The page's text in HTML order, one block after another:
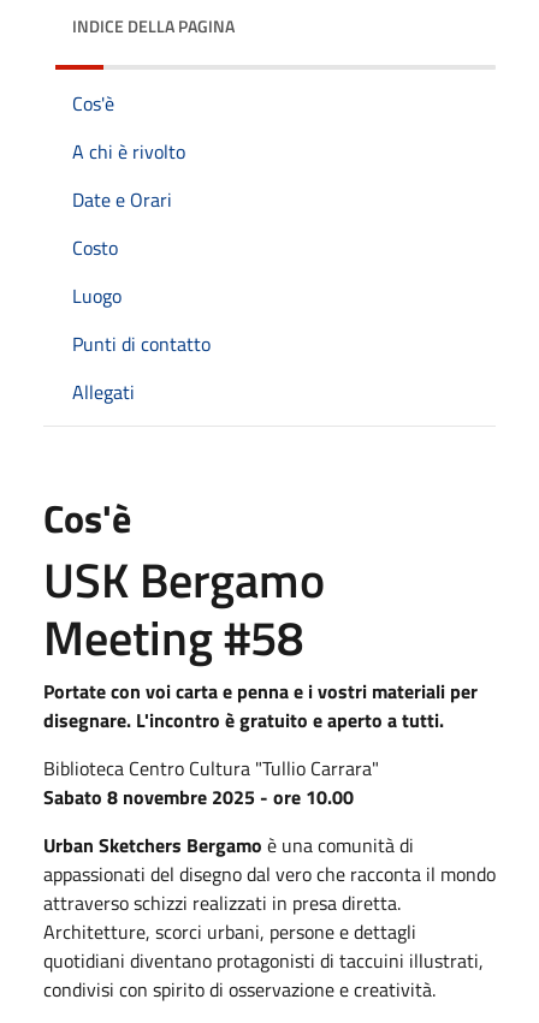
INDICE DELLA PAGINA
Cos'è
A chi è rivolto
Date e Orari
Costo
Luogo
Punti di contatto
Allegati
Cos'è
USK Bergamo
Meeting #58
Portate con voi carta e penna e i vostri materiali per
disegnare. L'incontro è gratuito e aperto a tutti.
Biblioteca Centro Cultura "Tullio Carrara"
Sabato 8 novembre 2025 - ore 10.00
Urban Sketchers Bergamo è una comunità di
appassionati del disegno dal vero che racconta il mondo
attraverso schizzi realizzati in presa diretta.
Architetture, scorci urbani, persone e dettagli
quotidiani diventano protagonisti di taccuini illustrati,
condivisi con spirito di osservazione e creatività.